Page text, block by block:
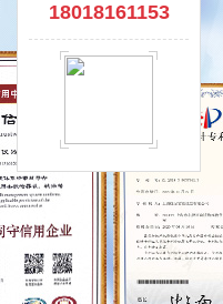
18018161153